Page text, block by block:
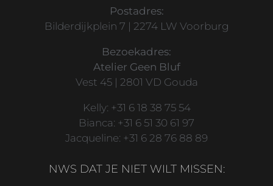
Postadres:
Bilderdijkplein 7 | 2274 LW Voorburg
Bezoekadres:
Atelier Geen Bluf
Vest 45 | 2801 VD Gouda
Kelly: +31 6 18 38 75 54
Bianca: +31 6 51 30 61 97
Jacqueline: +31 6 28 76 88 89
NWS DAT JE NIET WILT MISSEN: